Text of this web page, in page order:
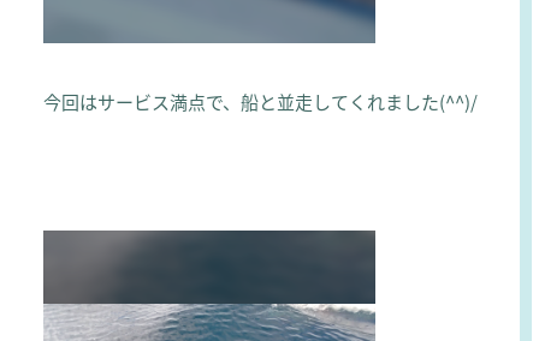
今回はサービス満点で、船と並走してくれました(^^)/